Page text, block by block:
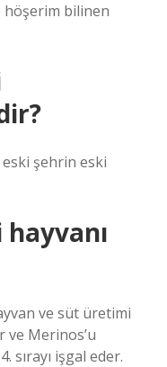
bilinen
şehrin eski
hayvanı
ve süt üretimi
ve Merinos’u
sırayı işgal eder.